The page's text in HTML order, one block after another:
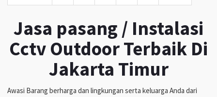
Jasa pasang / Instalasi
Cctv Outdoor Terbaik Di
Jakarta Timur
Awasi Barang berharga dan lingkungan serta keluarga Anda dari